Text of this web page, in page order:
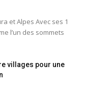
et Alpes Avec ses 1
l’un des sommets
villages pour une